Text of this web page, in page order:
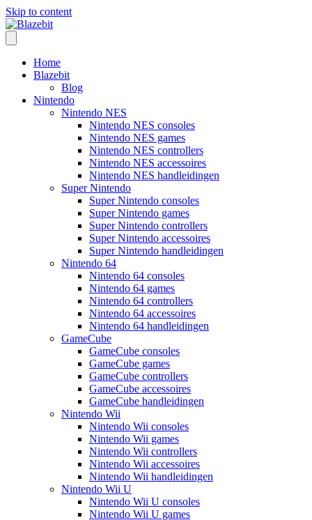
Skip to content
Home
Blazebit
Blog
Nintendo
Nintendo NES
Nintendo NES consoles
Nintendo NES games
Nintendo NES controllers
Nintendo NES accessoires
Nintendo NES handleidingen
Super Nintendo
Super Nintendo consoles
Super Nintendo games
Super Nintendo controllers
Super Nintendo accessoires
Super Nintendo handleidingen
Nintendo 64
Nintendo 64 consoles
Nintendo 64 games
Nintendo 64 controllers
Nintendo 64 accessoires
Nintendo 64 handleidingen
GameCube
GameCube consoles
GameCube games
GameCube controllers
GameCube accessoires
GameCube handleidingen
Nintendo Wii
Nintendo Wii consoles
Nintendo Wii games
Nintendo Wii controllers
Nintendo Wii accessoires
Nintendo Wii handleidingen
Nintendo Wii U
Nintendo Wii U consoles
Nintendo Wii U games